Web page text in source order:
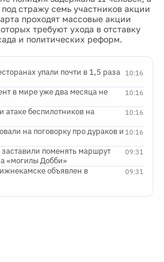
стражу семь участников акции
проходят массовые акции
требуют ухода в отставку
и политических реформ.
10:16
упали почти в 1,5 раза
10:16
в мире уже два месяца не
10:16
атаке беспилотников на
10:16
на поговорку про дураков и
09:31
поменять маршрут
«могилы Добби»
09:31
объявлен в